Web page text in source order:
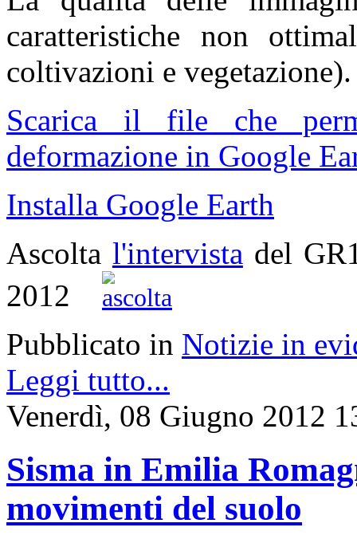
caratteristiche non
coltivazioni e vegetazione).
Scarica il file che
deformazione in Google
Installa Google Earth
Ascolta l'intervista del
2012
Pubblicato in Notizie in
Leggi tutto...
Venerdì, 08 Giugno 2012
Sisma in Emilia
movimenti del suolo